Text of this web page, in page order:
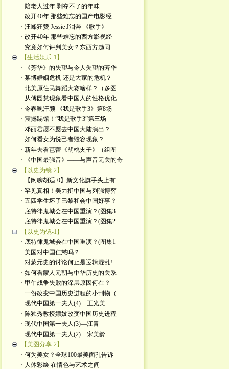
· 陪老人过年 剥夺不了的年味
· 改开40年 那些难忘的国产电影经
· 汪峰狂赞 Jessie J泪奔 《歌手》
· 改开40年 那些难忘的西方影视经
· 究竟如何评判美女？东西方趋同
【生活娱乐-1】
· 《芳华》的失望与令人失望的芳华
· 某博婚姻危机 还是大家的危机？
· 北美原住民舞蹈大赛啥样？（多图
· 从傅园慧现象看中国人的性格优化
· 令春晚汗颜 《我是歌手3》第8场
· 震撼踢馆！“我是歌手3”第三场
· 邓丽君愿不愿去中国大陆演出？
· 如何看女为悦己者毁容现象？
· 新年去看芭蕾《胡桃夹子》（组图
· 《中国最强音》——与声音无关的奇
【以史为镜-2】
· 【闲聊胡适-0】新文化旗手头上有
· 罕见真相！美力挺中国与列强博弈
· 五四学生坏了巴黎和会中国好事？
· 底特律鬼城会在中国重演？(图集3
· 底特律鬼城会在中国重演？(图集2
【以史为镜-1】
· 底特律鬼城会在中国重演？(图集1
· 美国对中国仁慈吗？
· 对蒙元史的讨论何止是逻辑混乱!
· 如何看蒙人元朝与中华历史的关系
· 甲午战争失败的深层原因何在？
· 一份改变中国历史进程的小刊物（
· 现代中国第一夫人(4)—王光美
· 陈独秀教授嫖妓改变中国历史进程
· 现代中国第一夫人(3)—江青
· 现代中国第一夫人(2)—宋美龄
【美图分享-2】
· 何为美女？全球100最美面孔告诉
· 人体彩绘 在情色与艺术之间